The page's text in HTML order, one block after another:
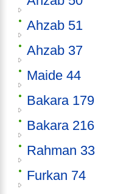
Ahzab 51
Ahzab 37
Maide 44
Bakara 179
Bakara 216
Rahman 33
Furkan 74